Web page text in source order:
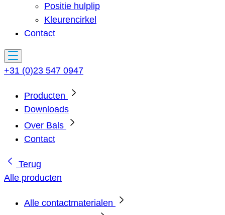
Positie hulplip
Kleurencirkel
Contact
+31 (0)23 547 0947
Producten
Downloads
Over Bals
Contact
Terug
Alle producten
Alle contactmaterialen